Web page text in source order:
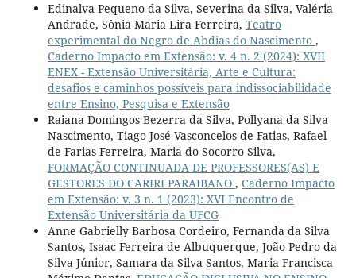
Edinalva Pequeno da Silva, Severina da Silva, Valéria
Andrade, Sônia Maria Lira Ferreira, Teatro
experimental do Negro de Abdias do Nascimento ,
Caderno Impacto em Extensão: v. 4 n. 2 (2024): XVII
ENEX - Extensão Universitária, Arte e Cultura:
desafios e caminhos possíveis para indissociabilidade
entre Ensino, Pesquisa e Extensão
Raiana Domingos Bezerra da Silva, Pollyana da Silva
Nascimento, Tiago José Vasconcelos de Fatias, Rafael
de Farias Ferreira, Maria do Socorro Silva,
FORMAÇÃO CONTINUADA DE PROFESSORES(AS) E
GESTORES DO CARIRI PARAIBANO , Caderno Impacto
em Extensão: v. 3 n. 1 (2023): XVI Encontro de
Extensão Universitária da UFCG
Anne Gabrielly Barbosa Cordeiro, Fernanda da Silva
Santos, Isaac Ferreira de Albuquerque, João Pedro da
Silva Júnior, Samara da Silva Santos, Maria Francisca